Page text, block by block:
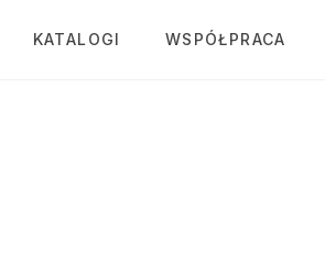
KATALOGI WSPÓŁPRACA